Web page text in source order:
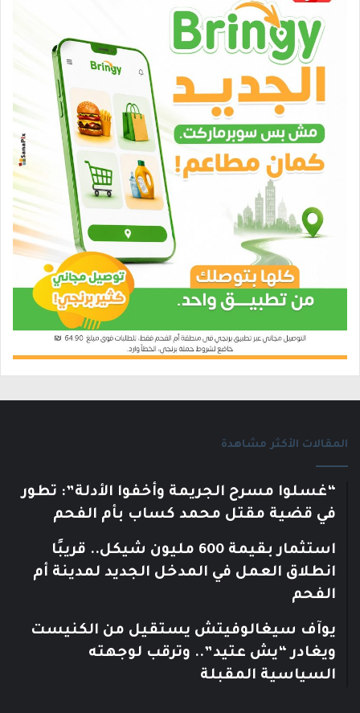
المقالات الأكثر مشاهدة
“غسلوا مسرح الجريمة وأخفوا الأدلة”: تطور
في قضية مقتل محمد كساب بأم الفحم
استثمار بقيمة 600 مليون شيكل.. قريبًا
انطلاق العمل في المدخل الجديد لمدينة أم
الفحم
يوآف سيغالوفيتش يستقيل من الكنيست
ويغادر “يش عتيد”.. وترقب لوجهته
السياسية المقبلة